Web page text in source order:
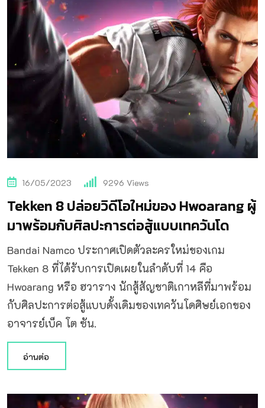
16/05/2023 9296 Views
Tekken 8 ปล่อยวิดีโอใหม่ของ Hwoarang ผู้
มาพร้อมกับศิลปะการต่อสู้แบบเทควันโด
Bandai Namco ประกาศเปิดตัวละครใหม่ของเกม
Tekken 8 ที่ได้รับการเปิดเผยในลำดับที่ 14 คือ
Hwoarang หรือ ฮวาราง นักสู้สัญชาติเกาหลีที่มาพร้อม
กับศิลปะการต่อสู้แบบดั้งเดิมของเทควันโดศิษย์เอกของ
อาจารย์เบ็ค โต ซัน.
อ่านต่อ